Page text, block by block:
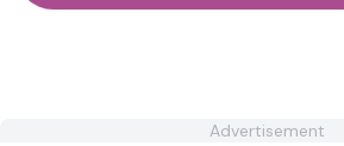
Advertisement